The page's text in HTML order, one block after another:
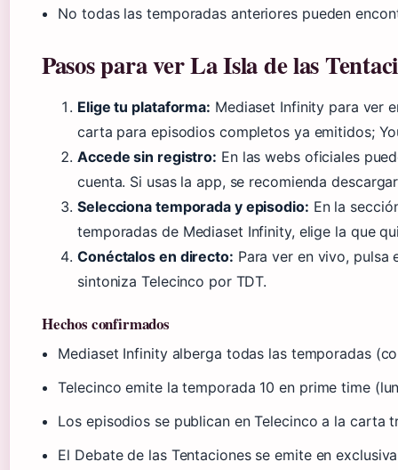
No todas las temporadas anteriores pueden
Pasos para ver La Isla de las
Elige tu plataforma: Mediaset Infinity para ver
carta para episodios completos ya emitidos;
Accede sin registro: En las webs oficiales
cuenta. Si usas la app, se recomienda
Selecciona temporada y episodio: En la
temporadas de Mediaset Infinity, elige la que
Conéctalos en directo: Para ver en vivo, pulsa
sintoniza Telecinco por TDT.
Hechos confirmados
Mediaset Infinity alberga todas las temporadas
Telecinco emite la temporada 10 en prime time
Los episodios se publican en Telecinco a la carta
El Debate de las Tentaciones se emite en